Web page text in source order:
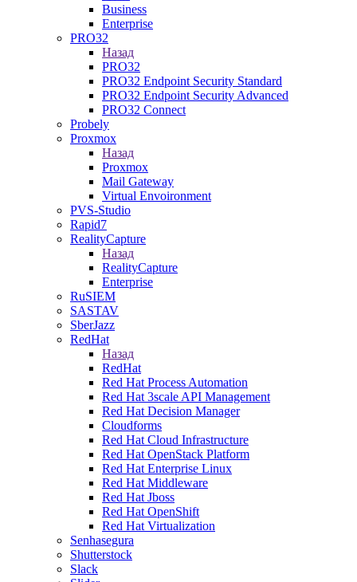
Business
Enterprise
PRO32
Назад
PRO32
PRO32 Endpoint Security Standard
PRO32 Endpoint Security Advanced
PRO32 Connect
Probely
Proxmox
Назад
Proxmox
Mail Gateway
Virtual Envoironment
PVS-Studio
Rapid7
RealityCapture
Назад
RealityCapture
Enterprise
RuSIEM
SASTAV
SberJazz
RedHat
Назад
RedHat
Red Hat Process Automation
Red Hat 3scale API Management
Red Hat Decision Manager
Cloudforms
Red Hat Cloud Infrastructure
Red Hat OpenStack Platform
Red Hat Enterprise Linux
Red Hat Middleware
Red Hat Jboss
Red Hat OpenShift
Red Hat Virtualization
Senhasegura
Shutterstock
Slack